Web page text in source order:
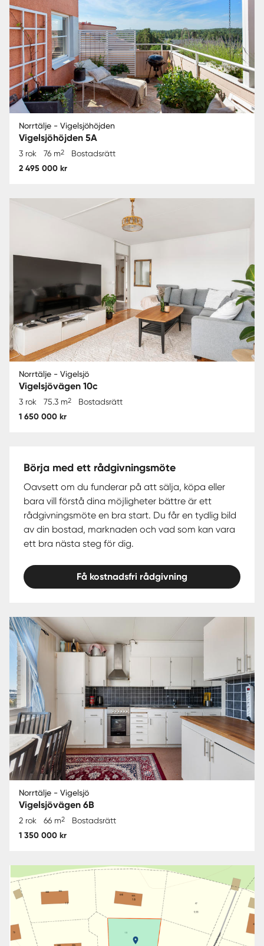
Norrtälje - Vigelsjöhöjden
Vigelsjöhöjden 5A
3 rok 76 m2 Bostadsrätt
2 495 000 kr
Norrtälje - Vigelsjö
Vigelsjövägen 10c
3 rok 75.3 m2 Bostadsrätt
1 650 000 kr
Börja med ett rådgivningsmöte
Oavsett om du funderar på att sälja, köpa eller
bara vill förstå dina möjligheter bättre är ett
rådgivningsmöte en bra start. Du får en tydlig bild
av din bostad, marknaden och vad som kan vara
ett bra nästa steg för dig.
Få kostnadsfri rådgivning
Norrtälje - Vigelsjö
Vigelsjövägen 6B
2 rok 66 m2 Bostadsrätt
1 350 000 kr